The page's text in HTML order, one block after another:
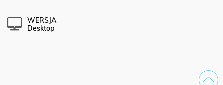
WERSJA
Desktop